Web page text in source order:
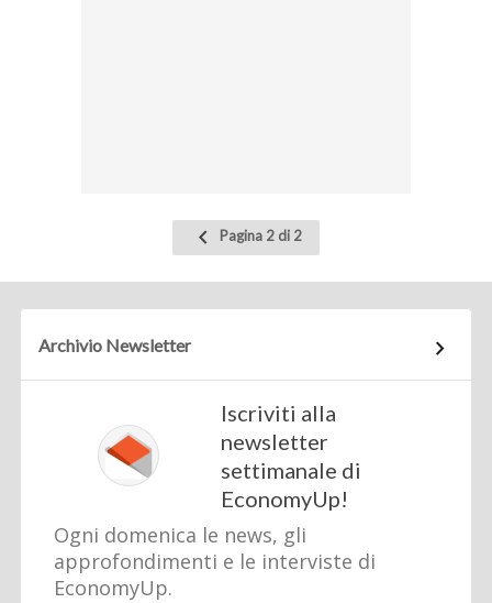
Pagina
precedente
Pagina 2 di 2
Archivio Newsletter
Iscriviti alla
newsletter
settimanale di
EconomyUp!
Ogni domenica le news, gli
approfondimenti e le interviste di
EconomyUp.